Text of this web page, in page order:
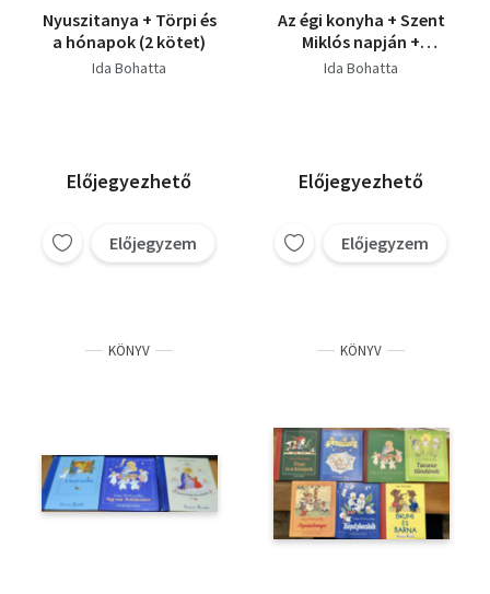
Nyuszitanya + Törpi és
a hónapok (2 kötet)
Ida Bohatta
Előjegyezhető
Előjegyzem
Az égi konyha + Szent
Miklós napján +
Hópelyhecskék ( 3
Ida Bohatta
Előjegyezhető
Előjegyzem
KÖNYV KÖNYV